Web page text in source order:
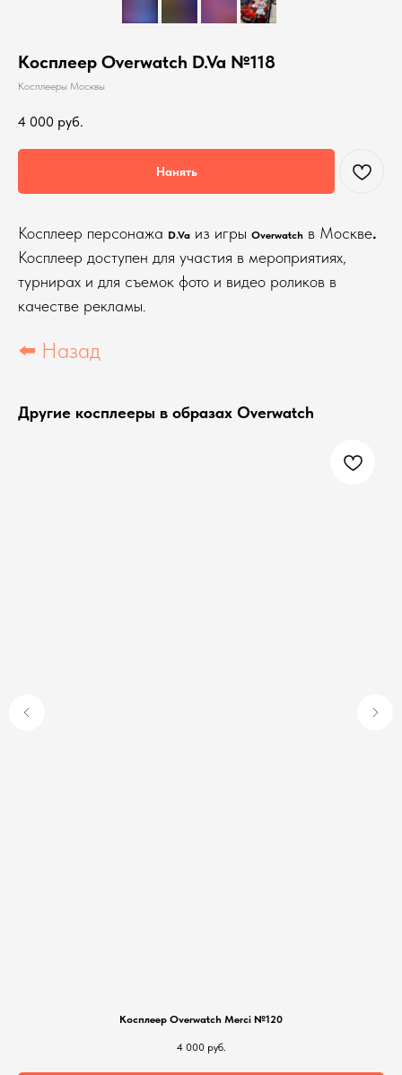
Косплеер Overwatch D.Va №118
Косплееры Москвы
4 000 руб.
Нанять
Косплеер персонажа D.Va из игры Overwatch в Москве.
Косплеер доступен для участия в мероприятиях,
турнирах и для съемок фото и видео роликов в
качестве рекламы.
⬅️ Назад
Другие косплееры в образах Overwatch
Косплеер Overwatch Merci №120
4 000 руб.